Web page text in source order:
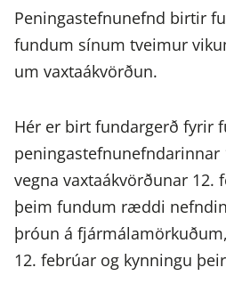
Peningastefnunefnd birtir
fundum sínum tveimur
um vaxtaákvörðun.
Hér er birt fundargerð fyrir
peningastefnunefndarinnar
vegna vaxtaákvörðunar 12.
þeim fundum ræddi
þróun á
12. febrúar og kynningu